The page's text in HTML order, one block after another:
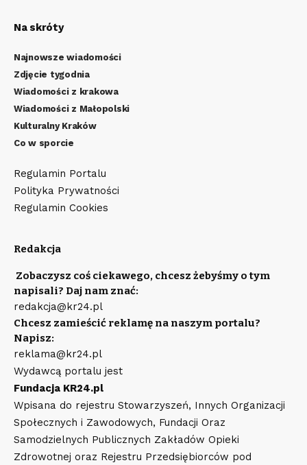
Na skróty
Najnowsze wiadomości
Zdjęcie tygodnia
Wiadomości z krakowa
Wiadomości z Małopolski
Kulturalny Kraków
Co w sporcie
Regulamin Portalu
Polityka Prywatności
Regulamin Cookies
Redakcja
Zobaczysz coś ciekawego, chcesz żebyśmy o tym
napisali? Daj nam znać:
redakcja@kr24.pl
Chcesz zamieścić reklamę na naszym portalu?
Napisz:
reklama@kr24.pl
Wydawcą portalu jest
Fundacja KR24.pl
Wpisana do rejestru Stowarzyszeń, Innych Organizacji
Społecznych i Zawodowych, Fundacji Oraz
Samodzielnych Publicznych Zakładów Opieki
Zdrowotnej oraz Rejestru Przedsiębiorców pod